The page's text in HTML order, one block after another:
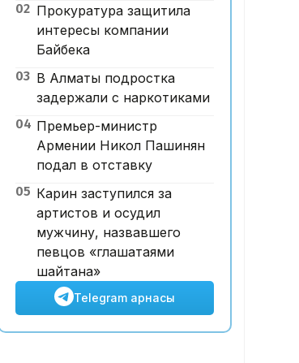
11:44, 06 Тамыз 2026
«Торпедо» әйелдер хоккей
командасының таратылуына
қатысты басқарма жауап
берді
Қазақстандықтар өзін кедей
сезінбеуі үшін айына қанша
қаржыны қажет етеді?
02 Прокуратура защитила
интересы компании
Байбека
03 В Алматы подростка
задержали с наркотиками
04 Премьер-министр
Армении Никол Пашинян
подал в отставку
05 Карин заступился за
артистов и осудил
мужчину, назвавшего
певцов «глашатаями
шайтана»
Telegram арнасы